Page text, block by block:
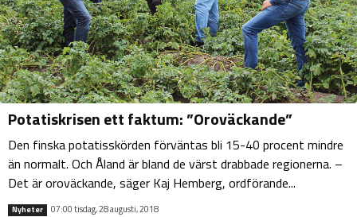
Potatiskrisen ett faktum: ”Oroväckande”
Den finska potatisskörden förväntas bli 15-40 procent mindre
än normalt. Och Åland är bland de värst drabbade regionerna. –
Det är oroväckande, säger Kaj Hemberg, ordförande...
Nyheter 07:00 tisdag, 28 augusti, 2018